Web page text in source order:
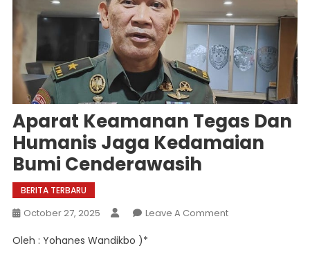
Aparat Keamanan Tegas Dan
Humanis Jaga Kedamaian
Bumi Cenderawasih
BERITA TERBARU
October 27, 2025 Leave A CommentOn
Oleh : Yohanes Wandikbo )*